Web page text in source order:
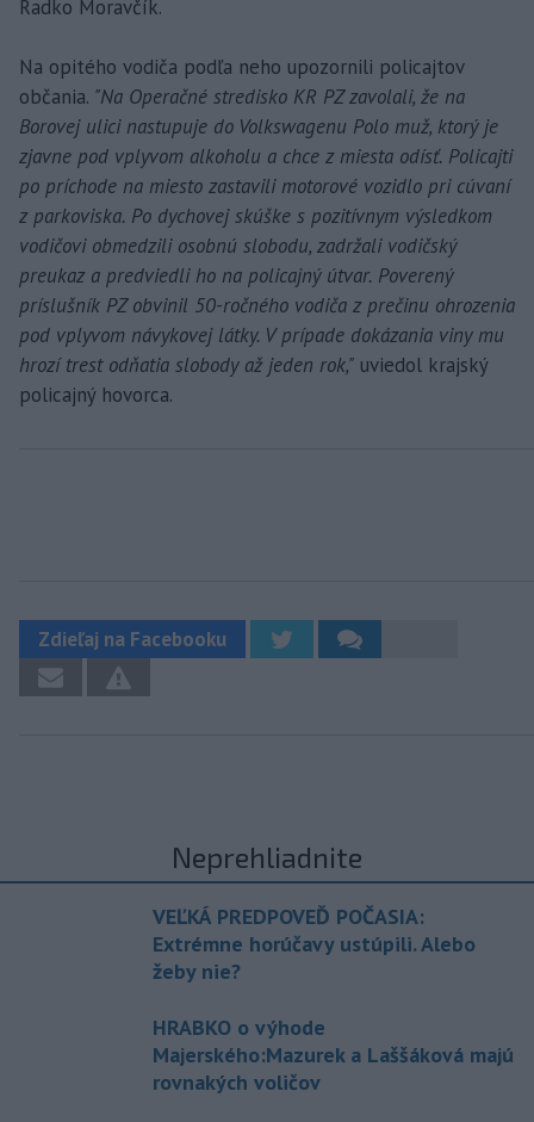
Radko Moravčík.
Na opitého vodiča podľa neho upozornili policajtov
občania. "Na Operačné stredisko KR PZ zavolali, že na
Borovej ulici nastupuje do Volkswagenu Polo muž, ktorý je
zjavne pod vplyvom alkoholu a chce z miesta odísť. Policajti
po príchode na miesto zastavili motorové vozidlo pri cúvaní
z parkoviska. Po dychovej skúške s pozitívnym výsledkom
vodičovi obmedzili osobnú slobodu, zadržali vodičský
preukaz a predviedli ho na policajný útvar. Poverený
príslušník PZ obvinil 50-ročného vodiča z prečinu ohrozenia
pod vplyvom návykovej látky. V prípade dokázania viny mu
hrozí trest odňatia slobody až jeden rok," uviedol krajský
policajný hovorca.
Zdieľaj na Facebooku
Neprehliadnite
VEĽKÁ PREDPOVEĎ POČASIA:
Extrémne horúčavy ustúpili. Alebo
žeby nie?
HRABKO o výhode
Majerského:Mazurek a Laššáková majú
rovnakých voličov